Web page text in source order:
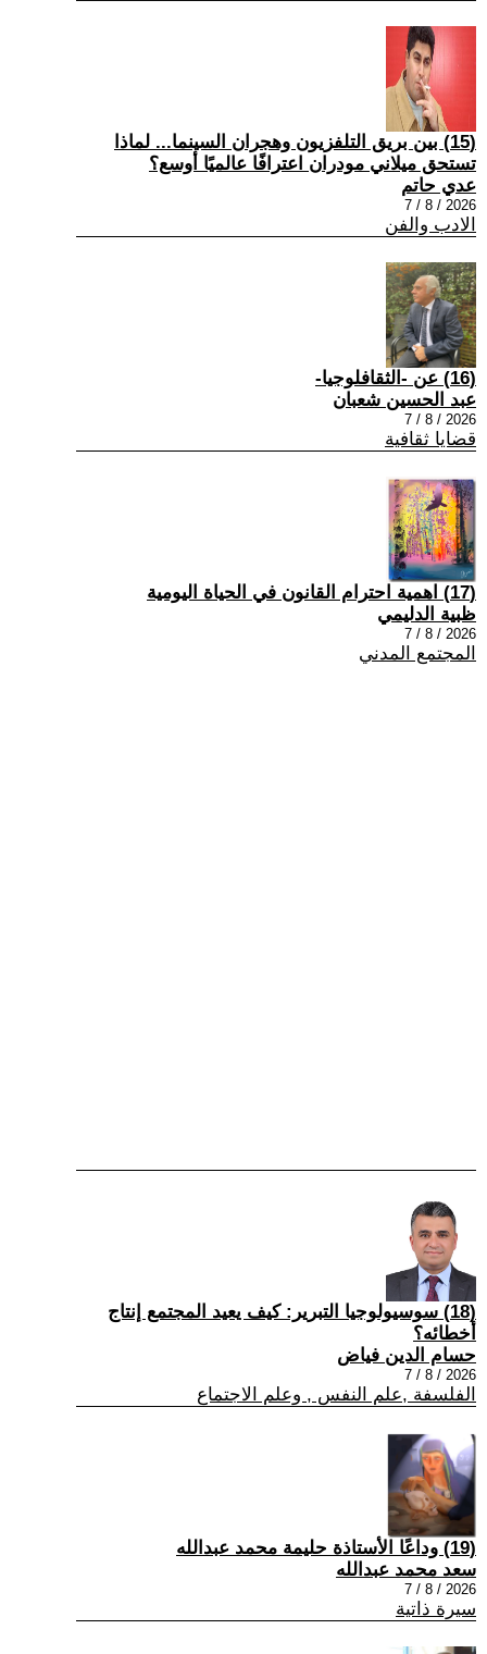
(15) بين بريق التلفزيون وهجران السينما... لماذا
تستحق ميلاني مودران اعترافًا عالميًا أوسع؟
عدي حاتم
2026 / 8 / 7
الادب والفن
(16) عن -الثقافلوجيا-
عبد الحسين شعبان
2026 / 8 / 7
قضايا ثقافية
(17) اهمية احترام القانون في الحياة اليومية
ظبية الدليمي
2026 / 8 / 7
المجتمع المدني
(18) سوسيولوجيا التبرير: كيف يعيد المجتمع إنتاج
أخطائه؟
حسام الدين فياض
2026 / 8 / 7
الفلسفة ,علم النفس , وعلم الاجتماع
(19) وداعًا الأستاذة حليمة محمد عبدالله
سعد محمد عبدالله
2026 / 8 / 7
سيرة ذاتية